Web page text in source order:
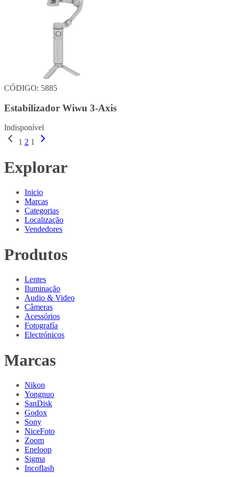
CÓDIGO: 5885
Estabilizador Wiwu 3-Axis
Indisponível
1 2 1
Explorar
Inicio
Marcas
Categorias
Localização
Vendedores
Produtos
Lentes
Iluminação
Audio & Video
Câmeras
Acessórios
Fotografía
Electrónicos
Marcas
Nikon
Yongnuo
SanDisk
Godox
Sony
NiceFoto
Zoom
Eneloop
Sigma
Incoflash